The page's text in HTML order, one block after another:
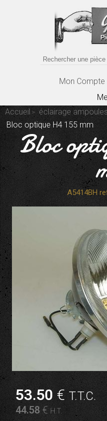
Mon Compte
Accueil
éclairage
Bloc optique H4 155 mm
Bloc
A5414BH
53.50 €T.T.C.
44.58 € H.T.